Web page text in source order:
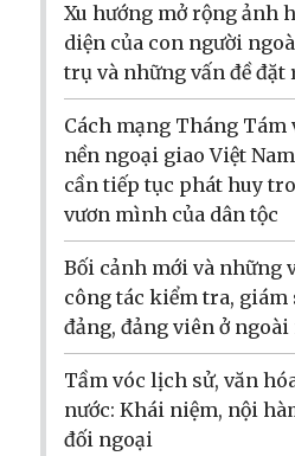
Xu hướng mở rộng ảnh
diện của con người
trụ và những vấn đề đặt
Cách mạng Tháng
nền ngoại giao Việt
cần tiếp tục phát huy
vươn mình của dân tộc
Bối cảnh mới và những
công tác kiểm tra, giám
đảng, đảng viên ở ngoài
Tầm vóc lịch sử, văn
nước: Khái niệm, nội
đối ngoại